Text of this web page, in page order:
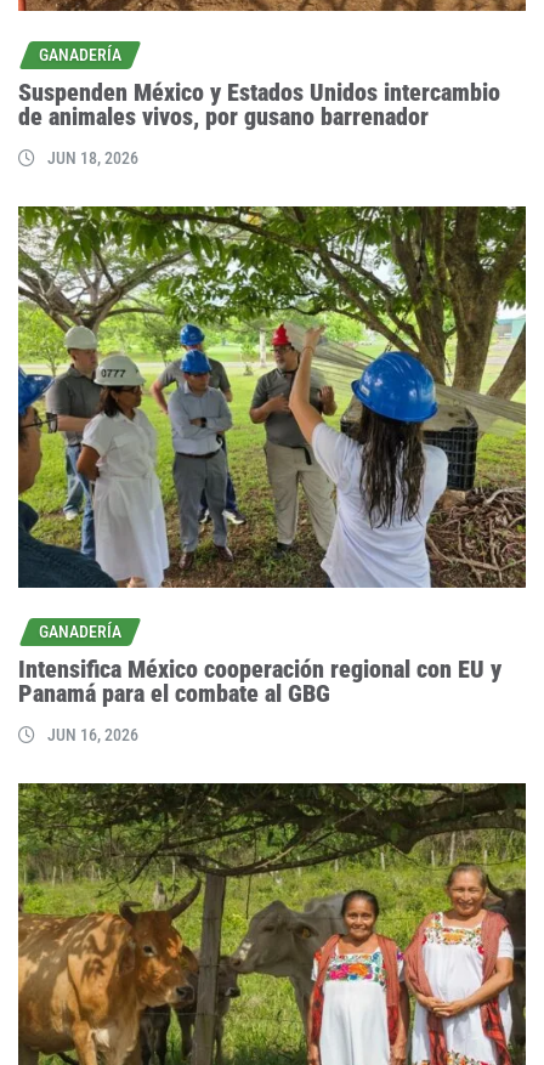
GANADERÍA
Suspenden México y Estados Unidos intercambio
de animales vivos, por gusano barrenador
JUN 18, 2026
GANADERÍA
Intensifica México cooperación regional con EU y
Panamá para el combate al GBG
JUN 16, 2026